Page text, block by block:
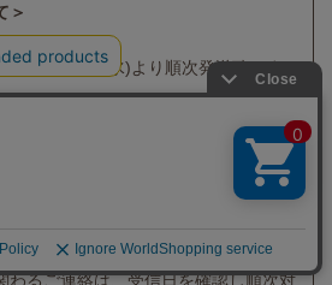
＞
注文は8/12(水)より順次発送致しま
ご注文は8/17(月)より順次発送致しま
わるご連絡は、受信日を確認し順次対